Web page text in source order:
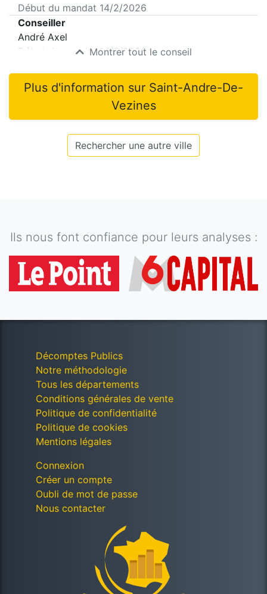
Début du mandat 14/2/2026
Conseiller
André Axel
Début du mandat14/2/2026
Montrer tout le conseil
Plus d'information sur Saint-Andre-De-
Vezines
Rechercher une autre ville
Ils nous font confiance pour leurs analyses :
Décomptes Publics
Notre méthodologie
Tous les départements
Conditions générales de vente
Politique de confidentialité
Politique de cookies
Mentions légales
Connexion
Créer un compte
Oubli de mot de passe
Nous contacter